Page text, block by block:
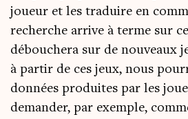
joueur et les tra­duire en
recherche arrive à terme sur
débou­che­ra sur de nou­veaux
à par­tir de ces jeux, nous
don­nées pro­duites par les
deman­der, par exemple,